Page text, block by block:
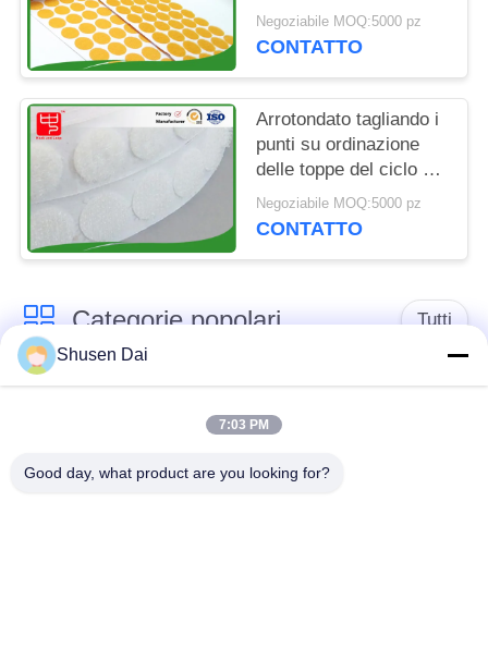
imballano in rotolo Eco
amichevole
Negoziabile MOQ:5000 pz
CONTATTO
Arrotondato tagliando i
punti su ordinazione
delle toppe del ciclo e
del gancio
Negoziabile MOQ:5000 pz
CONTATTO
Categorie popolari Tutti
gancio e nastro del
Gancio e ciclo di
plastica
Gancio e nastro
Toppe su ordinazione
Shusen Dai
7:03 PM
Good day, what product are you looking for?